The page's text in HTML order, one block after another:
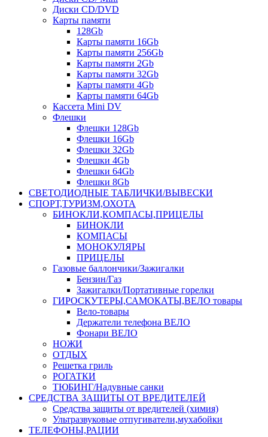
Диски CD/DVD
Карты памяти
128Gb
Карты памяти 16Gb
Карты памяти 256Gb
Карты памяти 2Gb
Карты памяти 32Gb
Карты памяти 4Gb
Карты памяти 64Gb
Кассета Mini DV
Флешки
Флешки 128Gb
Флешки 16Gb
Флешки 32Gb
Флешки 4Gb
Флешки 64Gb
Флешки 8Gb
СВЕТОДИОДНЫЕ ТАБЛИЧКИ/ВЫВЕСКИ
СПОРТ,ТУРИЗМ,ОХОТА
БИНОКЛИ,КОМПАСЫ,ПРИЦЕЛЫ
БИНОКЛИ
КОМПАСЫ
МОНОКУЛЯРЫ
ПРИЦЕЛЫ
Газовые баллончики/Зажигалки
Бензин/Газ
Зажигалки/Портативные горелки
ГИРОСКУТЕРЫ,САМОКАТЫ,ВЕЛО товары
Вело-товары
Держатели телефона ВЕЛО
Фонари ВЕЛО
НОЖИ
ОТДЫХ
Решетка гриль
РОГАТКИ
ТЮБИНГ/Надувные санки
СРЕДСТВА ЗАЩИТЫ ОТ ВРЕДИТЕЛЕЙ
Средства защиты от вредителей (химия)
Ультразвуковые отпугиватели,мухабойки
ТЕЛЕФОНЫ,РАЦИИ